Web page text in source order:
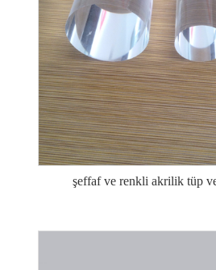
şeffaf ve renkli akrilik tüp